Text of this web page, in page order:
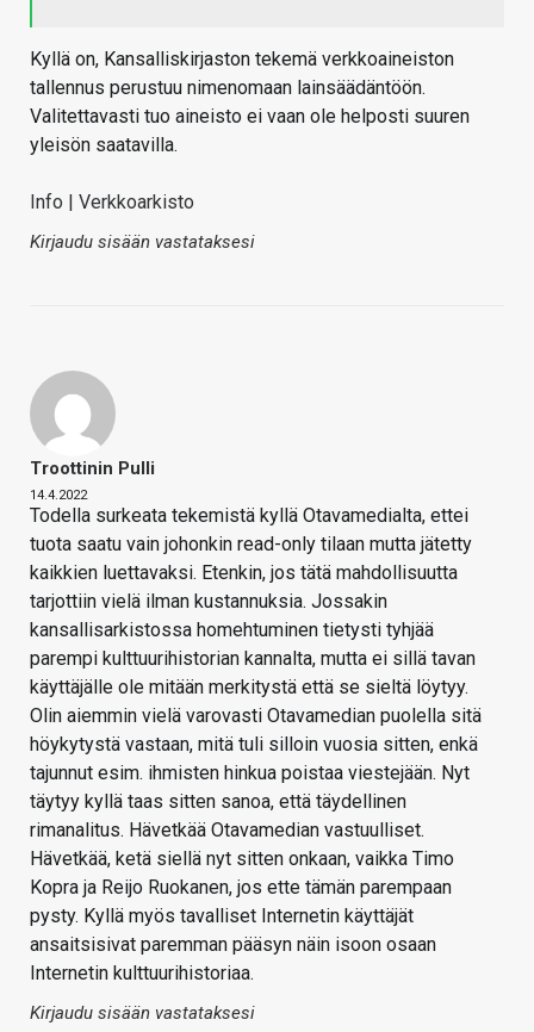
Kyllä on, Kansalliskirjaston tekemä verkkoaineiston
tallennus perustuu nimenomaan lainsäädäntöön.
Valitettavasti tuo aineisto ei vaan ole helposti suuren
yleisön saatavilla.
Info | Verkkoarkisto
Kirjaudu sisään vastataksesi
Troottinin Pulli
14.4.2022
Todella surkeata tekemistä kyllä Otavamedialta, ettei
tuota saatu vain johonkin read-only tilaan mutta jätetty
kaikkien luettavaksi. Etenkin, jos tätä mahdollisuutta
tarjottiin vielä ilman kustannuksia. Jossakin
kansallisarkistossa homehtuminen tietysti tyhjää
parempi kulttuurihistorian kannalta, mutta ei sillä tavan
käyttäjälle ole mitään merkitystä että se sieltä löytyy.
Olin aiemmin vielä varovasti Otavamedian puolella sitä
höykytystä vastaan, mitä tuli silloin vuosia sitten, enkä
tajunnut esim. ihmisten hinkua poistaa viestejään. Nyt
täytyy kyllä taas sitten sanoa, että täydellinen
rimanalitus. Hävetkää Otavamedian vastuulliset.
Hävetkää, ketä siellä nyt sitten onkaan, vaikka Timo
Kopra ja Reijo Ruokanen, jos ette tämän parempaan
pysty. Kyllä myös tavalliset Internetin käyttäjät
ansaitsisivat paremman pääsyn näin isoon osaan
Internetin kulttuurihistoriaa.
Kirjaudu sisään vastataksesi